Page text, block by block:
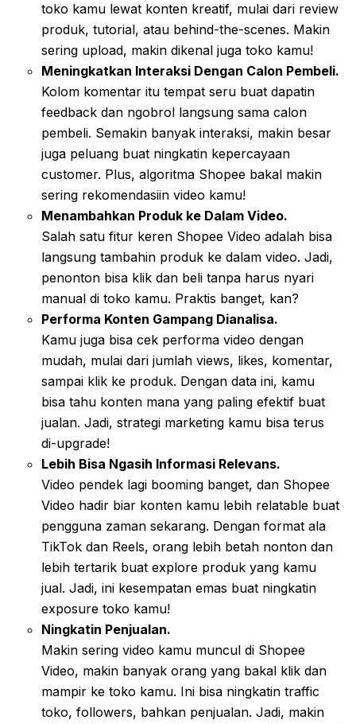
toko kamu lewat konten kreatif, mulai dari review
produk, tutorial, atau behind-the-scenes. Makin
sering upload, makin dikenal juga toko kamu!
Meningkatkan Interaksi Dengan Calon Pembeli.
Kolom komentar itu tempat seru buat dapatin
feedback dan ngobrol langsung sama calon
pembeli. Semakin banyak interaksi, makin besar
juga peluang buat ningkatin kepercayaan
customer. Plus, algoritma Shopee bakal makin
sering rekomendasiin video kamu!
Menambahkan Produk ke Dalam Video.
Salah satu fitur keren Shopee Video adalah bisa
langsung tambahin produk ke dalam video. Jadi,
penonton bisa klik dan beli tanpa harus nyari
manual di toko kamu. Praktis banget, kan?
Performa Konten Gampang Dianalisa.
Kamu juga bisa cek performa video dengan
mudah, mulai dari jumlah views, likes, komentar,
sampai klik ke produk. Dengan data ini, kamu
bisa tahu konten mana yang paling efektif buat
jualan. Jadi, strategi marketing kamu bisa terus
di-upgrade!
Lebih Bisa Ngasih Informasi Relevans.
Video pendek lagi booming banget, dan Shopee
Video hadir biar konten kamu lebih relatable buat
pengguna zaman sekarang. Dengan format ala
TikTok dan Reels, orang lebih betah nonton dan
lebih tertarik buat explore produk yang kamu
jual. Jadi, ini kesempatan emas buat ningkatin
exposure toko kamu!
Ningkatin Penjualan.
Makin sering video kamu muncul di Shopee
Video, makin banyak orang yang bakal klik dan
mampir ke toko kamu. Ini bisa ningkatin traffic
toko, followers, bahkan penjualan. Jadi, makin